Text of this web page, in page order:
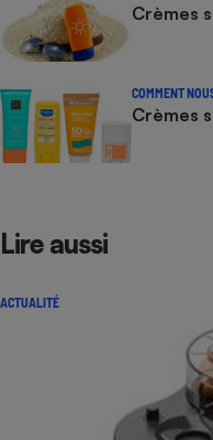
Crèmes
COMMENT
Crèmes
Lire aussi
ACTUALITÉ